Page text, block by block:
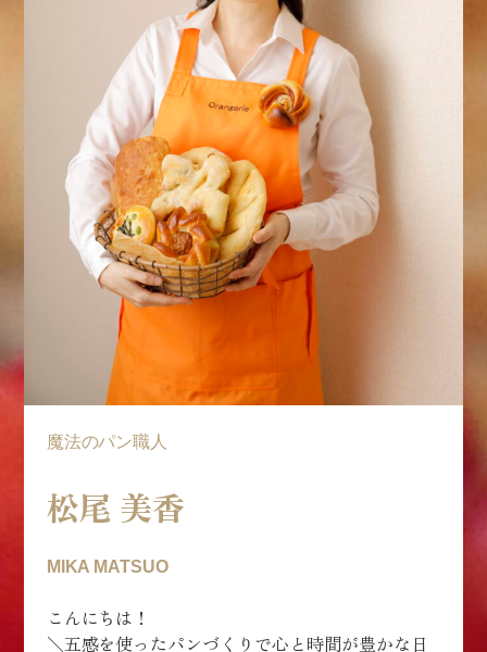
魔法のパン職人
松尾 美香
MIKA MATSUO
こんにちは！
＼五感を使ったパンづくりで心と時間が豊かな日